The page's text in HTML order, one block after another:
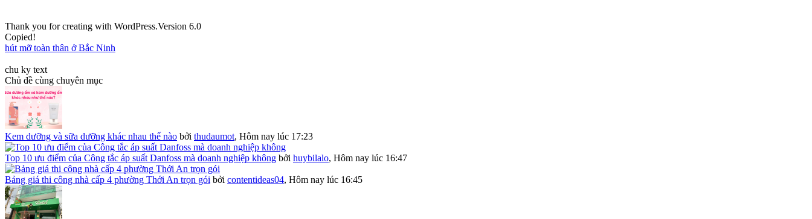
Thank you for creating with WordPress.Version 6.0
Copied!
hút mỡ toàn thân ở Bắc Ninh
chu ky text
Chủ đề cùng chuyên mục
Kem dưỡng và sữa dưỡng khác nhau thế nào bởi thudaumot, Hôm nay lúc 17:23
Top 10 ưu điểm của Công tắc áp suất Danfoss mà doanh nghiệp không bởi huybilalo, Hôm nay lúc 16:47
Bảng giá thi công nhà cấp 4 phường Thới An trọn gói bởi contentideas04, Hôm nay lúc 16:45